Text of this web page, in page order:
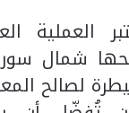
العملية
شمال
لصالح